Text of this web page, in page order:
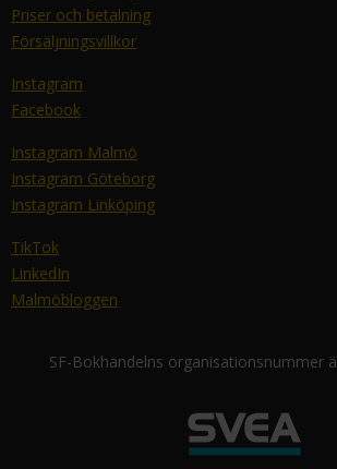
Priser och betalning
Försäljningsvillkor
Instagram
Facebook
Instagram Malmö
Instagram Göteborg
Instagram Linköping
TikTok
LinkedIn
Malmöbloggen
SF-Bokhandelns organisationsnummer